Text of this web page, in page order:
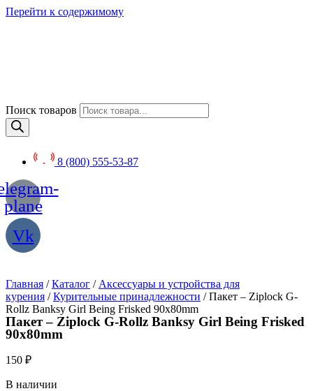
Перейти к содержимому
Поиск товаров
8 (800) 555-53-87
plane
Vk
Главная /Каталог / Аксессуары и устройства для
курения /Курительные принадлежности / Пакет – Ziplock G-
Rollz Banksy Girl Being Frisked 90x80mm
Пакет – Ziplock G-Rollz Banksy Girl Being Frisked
90x80mm
150 ₽
В наличии